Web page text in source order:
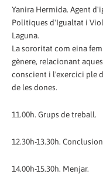
Yanira Hermida. Agent
Polítiques d'Igualtat i
Laguna.
La sororitat com eina
gènere, relacionant
conscient i l'exercici ple
de les dones.
11.00h. Grups de treball.
12.30h-13.30h.
14.00h-15.30h. Menjar.